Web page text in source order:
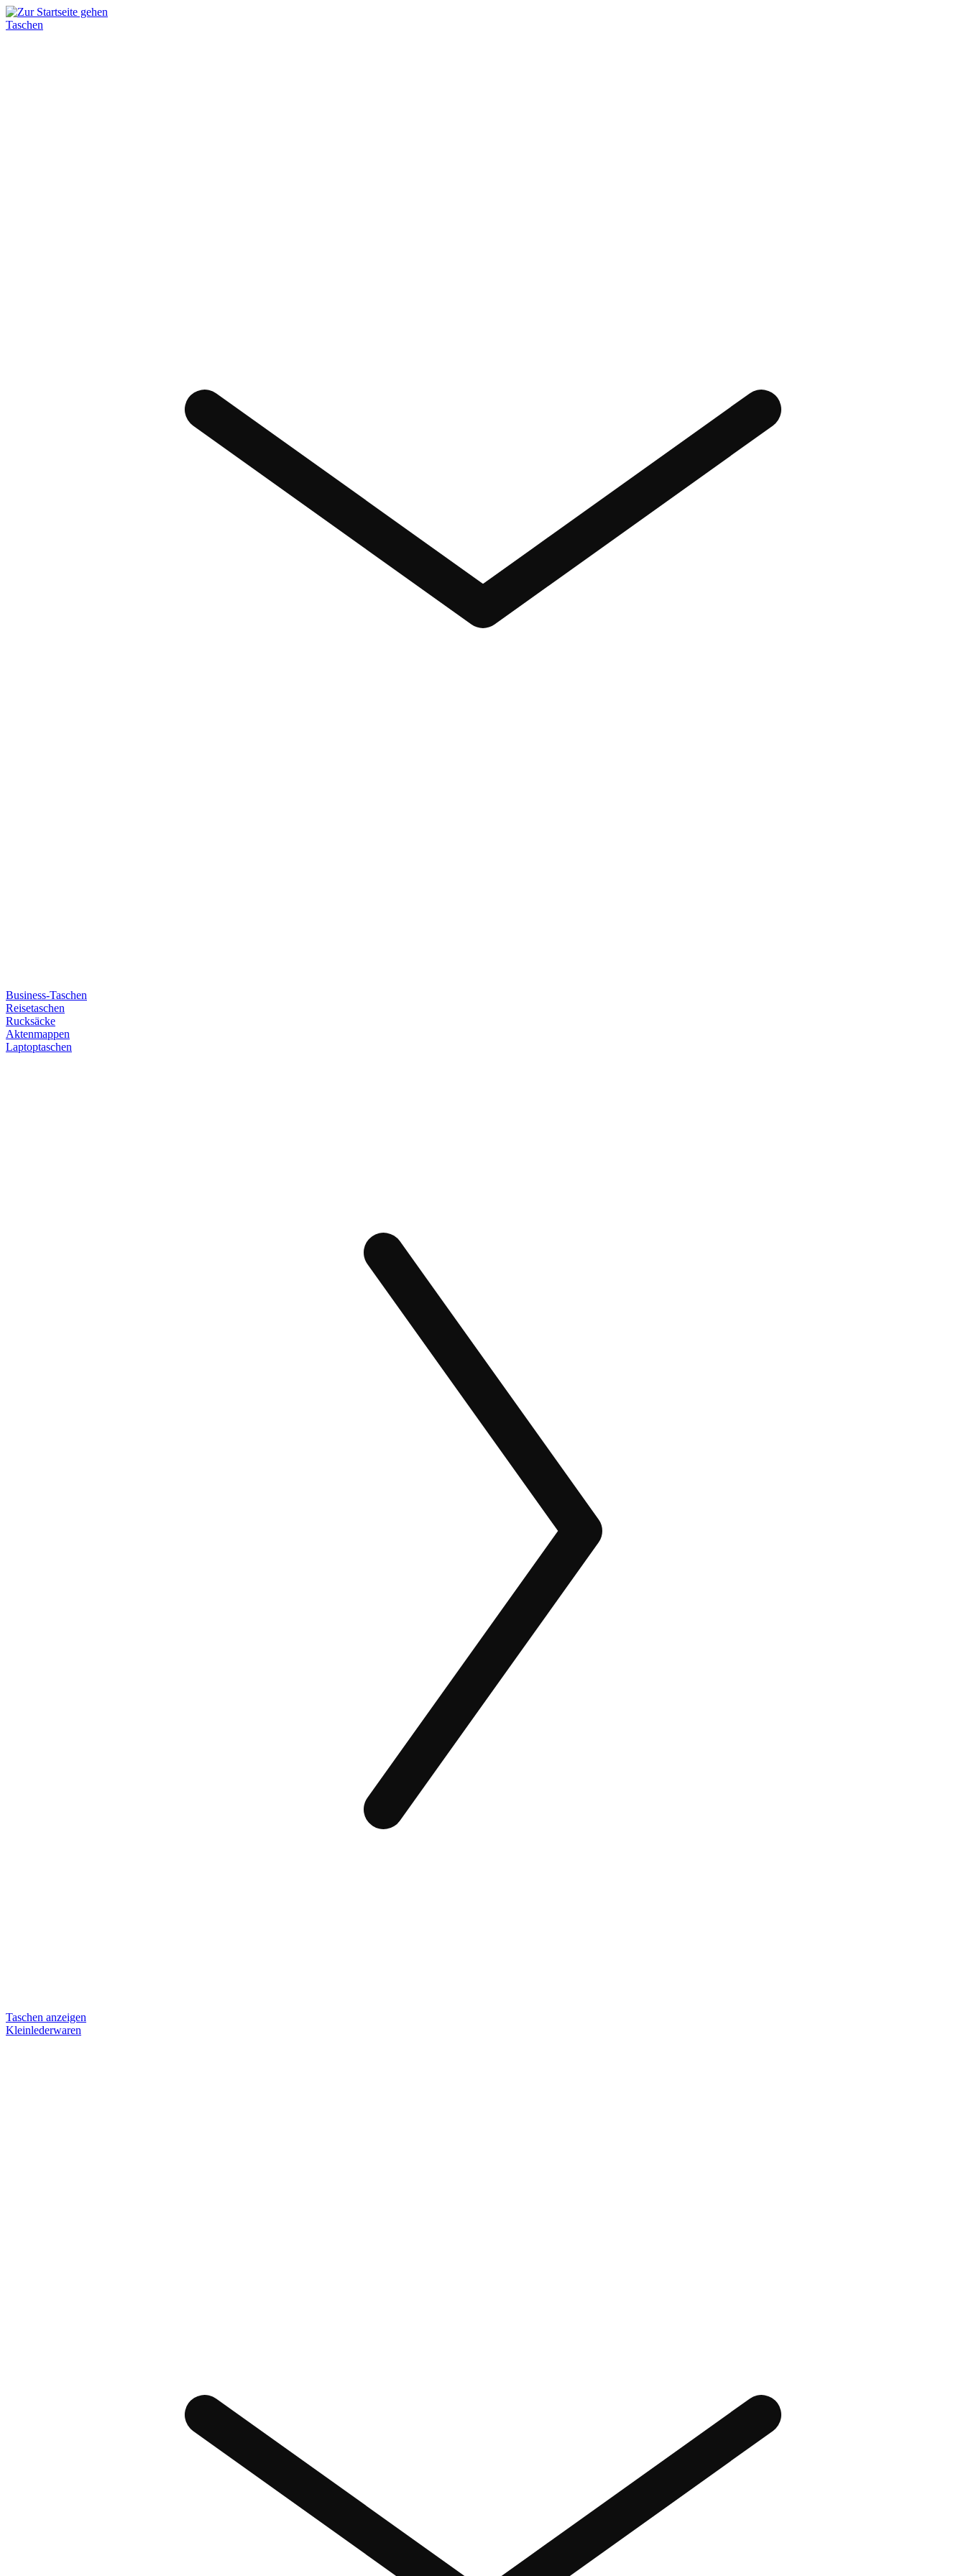
Taschen
Business-Taschen
Reisetaschen
Rucksäcke
Aktenmappen
Laptoptaschen
Taschen anzeigen
Kleinlederwaren